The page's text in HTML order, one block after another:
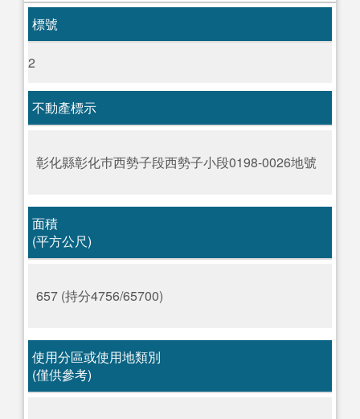
標號
2
不動產標示
彰化縣彰化巿西勢子段西勢子小段0198-0026地號
面積
(平方公尺)
657 (持分4756/65700)
使用分區或使用地類別
(僅供參考)